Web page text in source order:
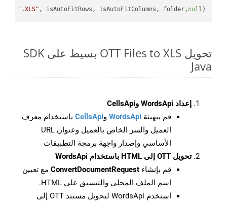
".XLS" , isAutoFitRows, isAutoFitColumns, folder, null );
تحويل OTT Files to XLS بسيط على SDK
Java
إعداد WordsApi وCellsApi
قم بتهيئة WordsApi وCellsApi باستخدام معرف
العميل والسر الخاص بالعميل وعنوان URL
الأساسي وإصدار واجهة برمجة التطبيقات
تحويل OTT إلى HTML باستخدام WordsApi
قم بإنشاء ConvertDocumentRequest مع تعيين
اسم الملف المحلي والتنسيق على HTML.
استخدم WordsApi لتحويل مستند OTT إلى